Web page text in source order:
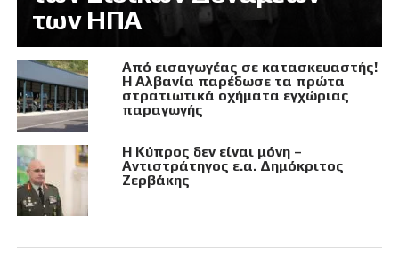
των ΗΠΑ
Από εισαγωγέας σε κατασκευαστής!
Η Αλβανία παρέδωσε τα πρώτα
στρατιωτικά οχήματα εγχώριας
παραγωγής
Η Κύπρος δεν είναι μόνη –
Αντιστράτηγος ε.α. Δημόκριτος
Ζερβάκης